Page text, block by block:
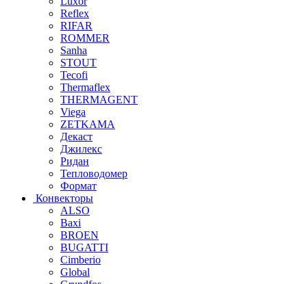
Reflex
RIFAR
ROMMER
Sanha
STOUT
Tecofi
Thermaflex
THERMAGENT
Viega
ZETKAMA
Декаст
Джилекс
Ридан
Тепловодомер
Формат
Конвекторы
ALSO
Baxi
BROEN
BUGATTI
Cimberio
Global